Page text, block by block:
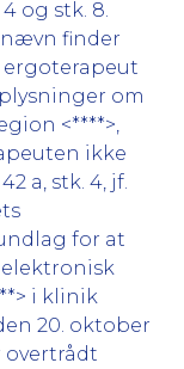
og stk. 8.
finder
om
<****>,
ikke
a, stk. 4, jf.
for at
elektronisk
i klinik
20. oktober
overtrådt